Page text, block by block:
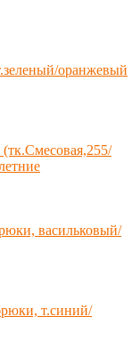
оранжевый
васильковый/
т.синий/